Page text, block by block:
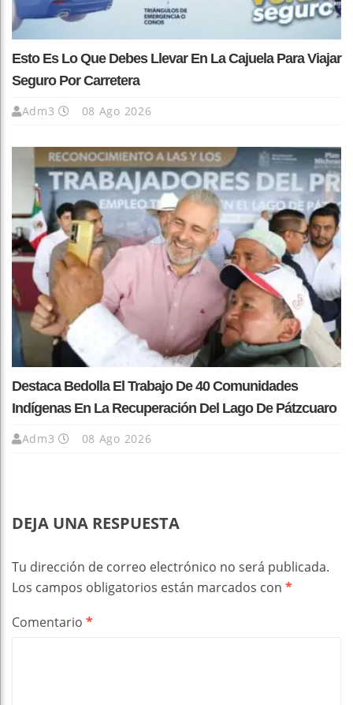
Esto Es Lo Que Debes Llevar En La Cajuela Para Viajar
Seguro Por Carretera
Adm3 08 Ago 2026
Destaca Bedolla El Trabajo De 40 Comunidades
Indígenas En La Recuperación Del Lago De Pátzcuaro
Adm3 08 Ago 2026
DEJA UNA RESPUESTA
Tu dirección de correo electrónico no será publicada.
Los campos obligatorios están marcados con *
Comentario *